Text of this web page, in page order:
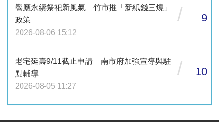
響應永續祭祀新風氣 竹市推「新紙錢三燒」
政策
2026-08-06 15:12
/ 9
老宅延壽9/11截止申請 南市府加強宣導與駐
點輔導
2026-08-05 11:27
/ 10